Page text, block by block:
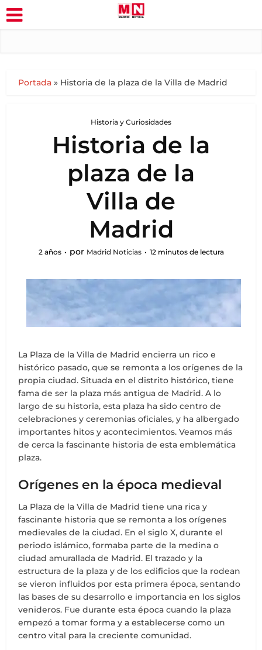
Portada » Historia de la plaza de la Villa de Madrid
Historia y Curiosidades
Historia de la
plaza de la
Villa de
Madrid
2 años por Madrid Noticias 12 minutos de lectura
La Plaza de la Villa de Madrid encierra un rico e
histórico pasado, que se remonta a los orígenes de la
propia ciudad. Situada en el distrito histórico, tiene
fama de ser la plaza más antigua de Madrid. A lo
largo de su historia, esta plaza ha sido centro de
celebraciones y ceremonias oficiales, y ha albergado
importantes hitos y acontecimientos. Veamos más
de cerca la fascinante historia de esta emblemática
plaza.
Orígenes en la época medieval
La Plaza de la Villa de Madrid tiene una rica y
fascinante historia que se remonta a los orígenes
medievales de la ciudad. En el siglo X, durante el
periodo islámico, formaba parte de la medina o
ciudad amurallada de Madrid. El trazado y la
estructura de la plaza y de los edificios que la rodean
se vieron influidos por esta primera época, sentando
las bases de su desarrollo e importancia en los siglos
venideros. Fue durante esta época cuando la plaza
empezó a tomar forma y a establecerse como un
centro vital para la creciente comunidad.